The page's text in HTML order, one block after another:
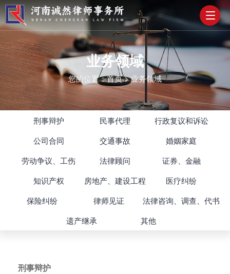
业务领域
您的位置：首页>业务领域
刑事辩护 民事代理
行政复议和诉讼
公司合同
交通事故
婚姻家庭
劳动争议、工伤
法律顾问
证券、金融
知识产权
房地产、建设工程
医疗纠纷
保险纠纷
律师见证
法律咨询、调查、代书
遗产继承
其他
刑事辩护